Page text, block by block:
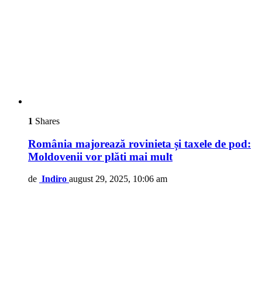
1 Shares
România majorează rovinieta și taxele de pod:
Moldovenii vor plăti mai mult
de Indiro august 29, 2025, 10:06 am